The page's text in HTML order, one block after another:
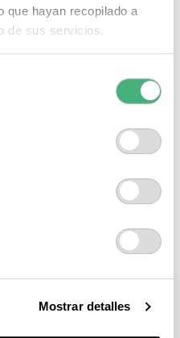
que hayan recopilado a
de sus servicios.
Mostrar detalles